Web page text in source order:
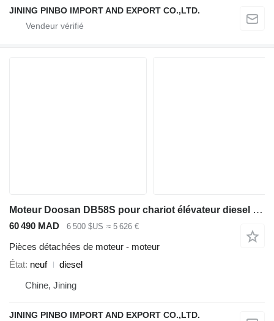
JINING PINBO IMPORT AND EXPORT CO.,LTD.
Moteur Doosan DB58S pour chariot élévateur diesel Doosan D50S / D60S / D70S-5
60 490 MAD 6 500 $US ≈ 5 626 €
Pièces détachées de moteur - moteur
État neuf
diesel
Chine, Jining
JINING PINBO IMPORT AND EXPORT CO.,LTD.